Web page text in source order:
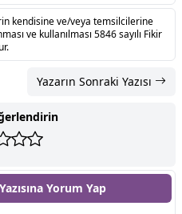
kendisine ve/veya temsilcilerine
ve kullanılması 5846 sayılı Fikir
Yazarın Sonraki Yazısı
Yorum Yap